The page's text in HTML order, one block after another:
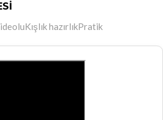
Kışlık hazırlıkPratik